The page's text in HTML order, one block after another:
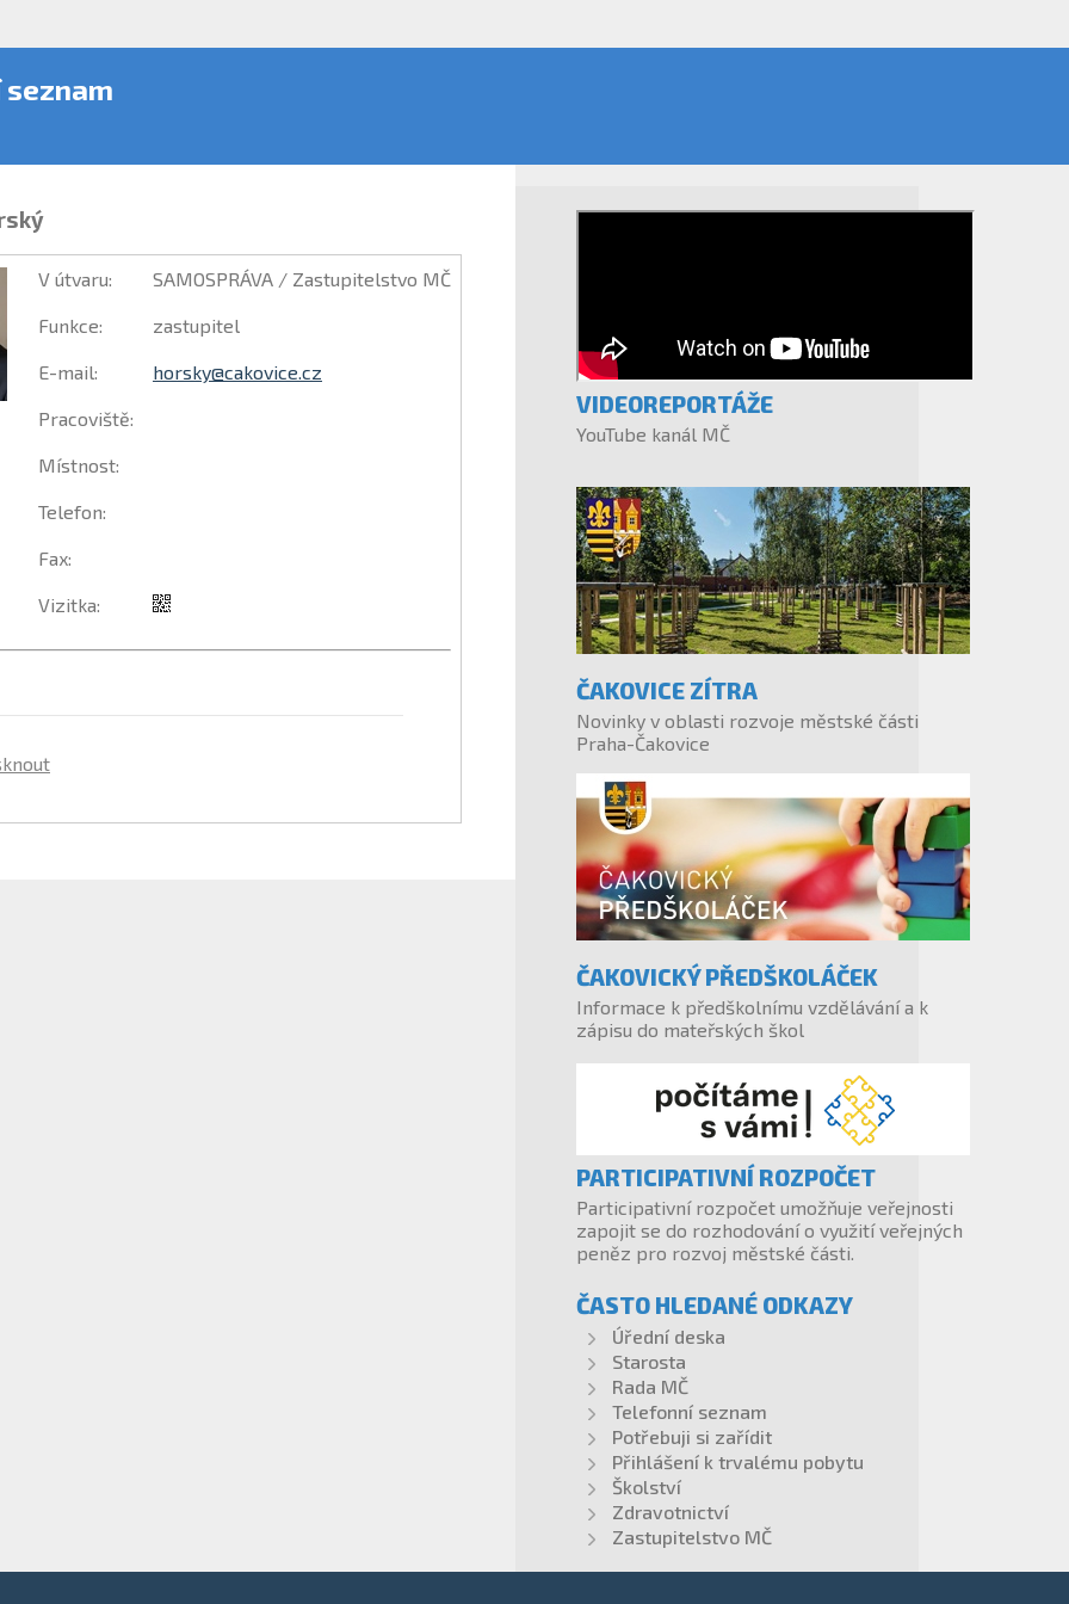
V útvaru: SAMOSPRÁVA / Zastupitelstvo MČ
Funkce: zastupitel
E-mail: horsky@cakovice.cz
Pracoviště:
Místnost:
Telefon:
Fax:
Vizitka:
VIDEOREPORTÁŽE
YouTube kanál MČ
ČAKOVICE ZÍTRA
Novinky v oblasti rozvoje městské části
Praha-Čakovice
ČAKOVICKÝ PŘEDŠKOLÁČEK
Informace k předškolnímu vzdělávání a k
zápisu do mateřských škol
PARTICIPATIVNÍ ROZPOČET
Participativní rozpočet umožňuje veřejnosti
zapojit se do rozhodování o využití veřejných
peněz pro rozvoj městské části.
ČASTO HLEDANÉ ODKAZY
Úřední deska
Starosta
Rada MČ
Telefonní seznam
Potřebuji si zařídit
Přihlášení k trvalému pobytu
Školství
Zdravotnictví
Zastupitelstvo MČ